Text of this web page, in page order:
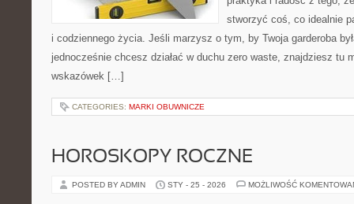
stworzyć coś, co idealnie
i codziennego życia. Jeśli marzysz o tym, by Twoja garderoba
jednocześnie chcesz działać w duchu zero waste, znajdziesz tu
wskazówek […]
CATEGORIES: MARKI OBUWNICZE
HOROSKOPY ROCZNE
POSTED BY ADMIN STY - 25 - 2026 MOŻLIWOŚĆ